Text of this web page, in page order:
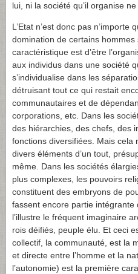
lui, ni la société qu’il organise
L’Etat n’est donc pas
domination de certains hommes
caractéristique est d’être
aux individus dans une société
s’individualise dans les
détruisant tout ce qui restait
communautaires et de
corporations, etc. Dans les
des hiérarchies, des chefs, des
fonctions diversifiées. Mais cela
divers éléments d’un tout,
même. Dans les sociétés
plus complexes, les pouvoirs
constituent des embryons de
fassent encore partie
l’illustre le fréquent imaginaire
rois déifiés, peuple élu. Et ceci
collectif, la communauté, est la
et directe entre l’homme et la
l’autonomie) est la première